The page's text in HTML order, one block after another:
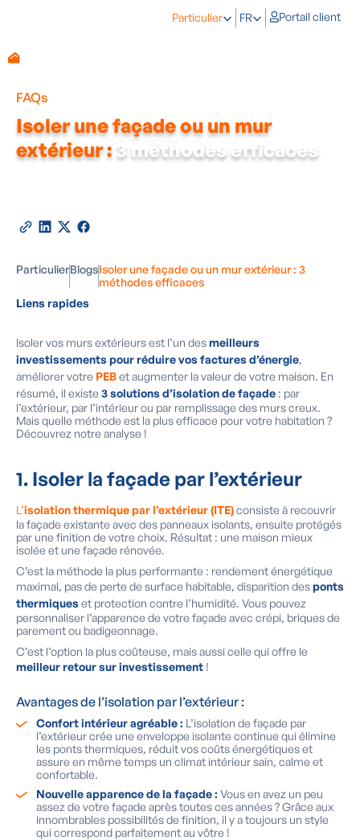
Particulier FR Portail client
FAQs
Isoler une façade ou un mur
extérieur : 3 méthodes efficaces
ParticulierBlogsIsoler une façade ou un mur extérieur : 3
méthodes efficaces
Liens rapides
Isoler vos murs extérieurs est l’un desmeilleurs
investissements pour réduire vos factures d’énergie,
améliorer votre PEBet augmenter la valeur de votre maison. En
résumé, il existe 3 solutions d’isolation de façade : par
l’extérieur, par l’intérieur ou par remplissage des murs creux.
Mais quelle méthode est la plus efficace pour votre habitation ?
Découvrez notre analyse !
1. Isoler la façade par l’extérieur
L’isolation thermique par l’extérieur (ITE)consiste à recouvrir
la façade existante avec des panneaux isolants, ensuite protégés
par une finition de votre choix. Résultat : une maison mieux
isolée et une façade rénovée.
C’est la méthode la plus performante : rendement énergétique
maximal, pas de perte de surface habitable, disparition desponts
thermiqueset protection contre l’humidité. Vous pouvez
personnaliser l’apparence de votre façade avec crépi, briques de
parement ou badigeonnage.
C’est l’option la plus coûteuse, mais aussi celle qui offre le
meilleur retour sur investissement !
Avantages de l’isolation par l’extérieur :
Confort intérieur agréable : L’isolation de façade par
l’extérieur crée une enveloppe isolante continue qui élimine
les ponts thermiques, réduit vos coûts énergétiques et
assure en même temps un climat intérieur sain, calme et
confortable.
Nouvelle apparence de la façade : Vous en avez un peu
assez de votre façade après toutes ces années ? Grâce aux
innombrables possibilités de finition, il y a toujours un style
qui correspond parfaitement au vôtre !